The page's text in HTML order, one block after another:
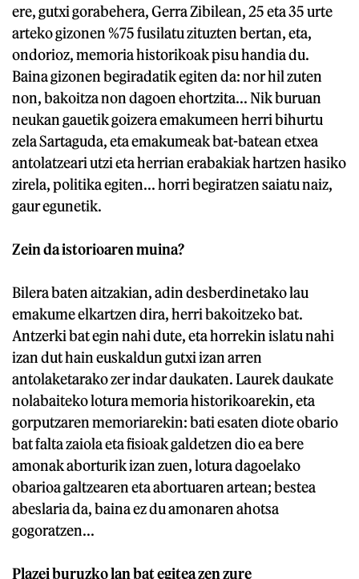
ere, gutxi gorabehera, Gerra Zibilean, 25 eta 35 urte
arteko gizonen %75 fusilatu zituzten bertan, eta,
ondorioz, memoria historikoak pisu handia du.
Baina gizonen begiradatik egiten da: nor hil zuten
non, bakoitza non dagoen ehortzita... Nik buruan
neukan gauetik goizera emakumeen herri bihurtu
zela Sartaguda, eta emakumeak bat-batean etxea
antolatzeari utzi eta herrian erabakiak hartzen hasiko
zirela, politika egiten... horri begiratzen saiatu naiz,
gaur egunetik.
Zein da istorioaren muina?
Bilera baten aitzakian, adin desberdinetako lau
emakume elkartzen dira, herri bakoitzeko bat.
Antzerki bat egin nahi dute, eta horrekin islatu nahi
izan dut hain euskaldun gutxi izan arren
antolaketarako zer indar daukaten. Laurek daukate
nolabaiteko lotura memoria historikoarekin, eta
gorputzaren memoriarekin: bati esaten diote obario
bat falta zaiola eta fisioak galdetzen dio ea bere
amonak aborturik izan zuen, lotura dagoelako
obarioa galtzearen eta abortuaren artean; bestea
abeslaria da, baina ez du amonaren ahotsa
gogoratzen...
Plazei buruzko lan bat egitea zen zure